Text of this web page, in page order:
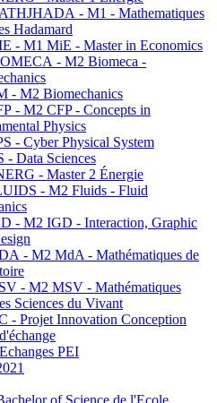
- M1 - Mathematiques
Hadamard
- M1 MiE - Master in Economics
- M2 Biomeca -
- M2 Biomechanics
- M2 CFP - Concepts in
Physics
- Cyber Physical System
- Data Sciences
- Master 2 Énergie
- M2 Fluids - Fluid
- M2 IGD - Interaction, Graphic
- M2 MdA - Mathématiques de
- M2 MSV - Mathématiques
Sciences du Vivant
- Projet Innovation Conception
PEI
of Science de l'Ecole